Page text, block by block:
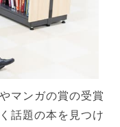
マンガの賞の受賞
話題の本を見つけ